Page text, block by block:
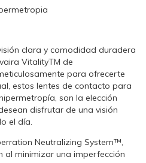
clara y comodidad duradera
VitalityTM de
para ofrecerte
estos lentes de contacto para
son la elección
disfrutar de una visión
el día.
Neutralizing System™,
al minimizar una imperfección